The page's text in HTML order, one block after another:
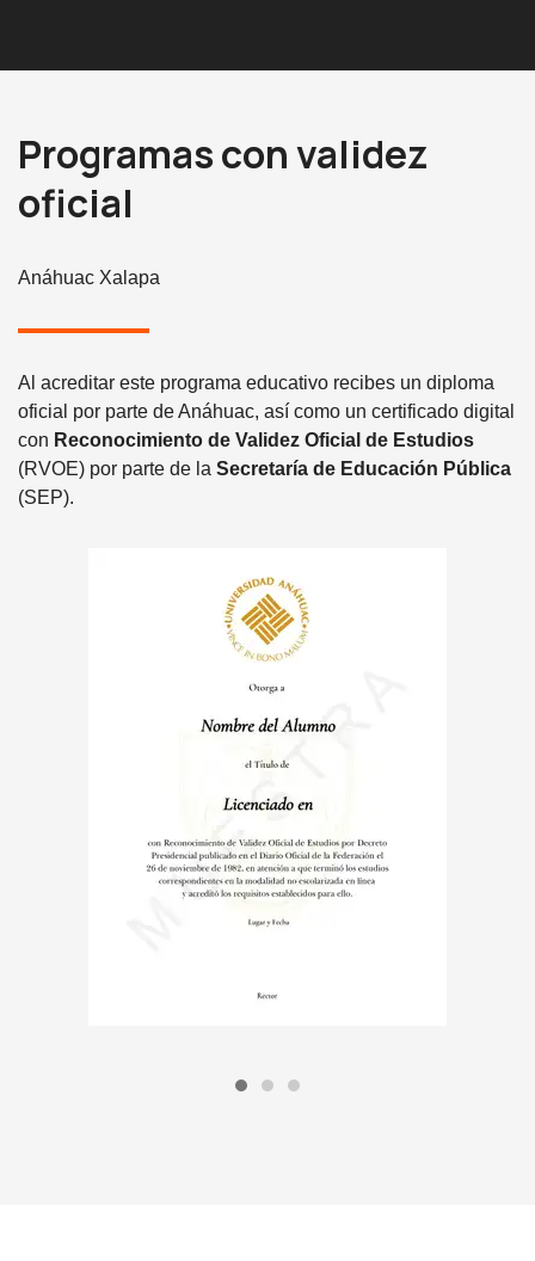
Programas con validez
oficial
Anáhuac Xalapa
Al acreditar este programa educativo recibes un diploma
oficial por parte de Anáhuac, así como un certificado digital
con Reconocimiento de Validez Oficial de Estudios
(RVOE) por parte de la Secretaría de Educación Pública
(SEP).